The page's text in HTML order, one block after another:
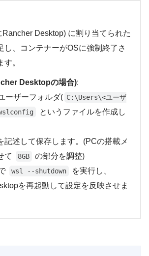
Rancher Desktop) に割り当てられた
し、コンテナーがOSに強制終了さ
。
Desktopの場合):
ーザーフォルダ( C:\Users\<ユーザ
というファイルを作成し
記述して保存します。(PCの搭載メ
て
8GB
の部分を調整)
wsl --shutdown
を実行し、
を再起動して設定を反映させま